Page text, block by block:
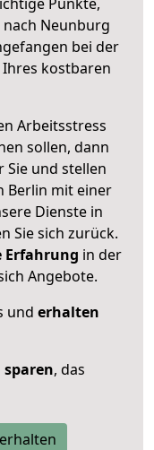
Neunburg
bei der
kostbaren
Arbeitsstress
sollen, dann
und stellen
Berlin mit einer
Dienste in
Sie sich zurück.
Erfahrung in der
Angebote.
und erhalten
sparen, das